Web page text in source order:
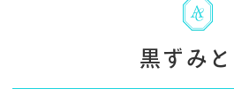
黒ずみ